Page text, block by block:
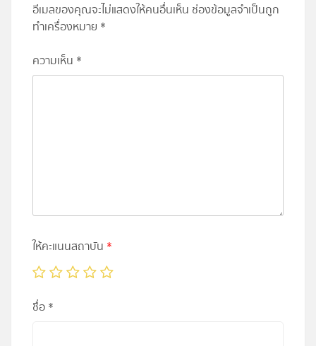
อีเมลของคุณจะไม่แสดงให้คนอื่นเห็น ช่องข้อมูลจำเป็นถูก
ทำเครื่องหมาย *
ความเห็น *
ให้คะแนนสถาบัน *
ชื่อ*